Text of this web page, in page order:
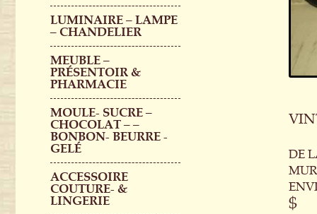
LUMINAIRE – LAMPE
– CHANDELIER
MEUBLE –
PRÉSENTOIR &
PHARMACIE
MOULE- SUCRE –
CHOCOLAT – –
BONBON- BEURRE -
GELÉ
ACCESSOIRE
COUTURE- &
LINGERIE
DE
$